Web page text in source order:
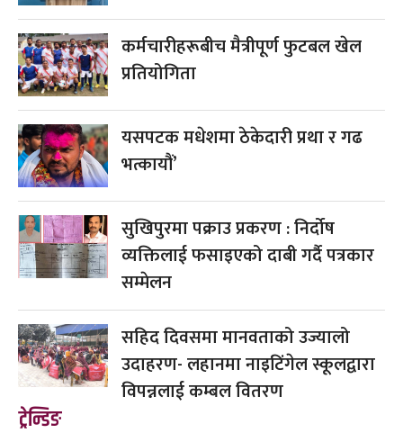
कर्मचारीहरूबीच मैत्रीपूर्ण फुटबल खेल
प्रतियोगिता
यसपटक मधेशमा ठेकेदारी प्रथा र गढ
भत्कायौं’
सुखिपुरमा पक्राउ प्रकरण : निर्दोष
व्यक्तिलाई फसाइएको दाबी गर्दै पत्रकार
सम्मेलन
सहिद दिवसमा मानवताको उज्यालो
उदाहरण- लहानमा नाइटिंगेल स्कूलद्वारा
विपन्नलाई कम्बल वितरण
ट्रेन्डिङ